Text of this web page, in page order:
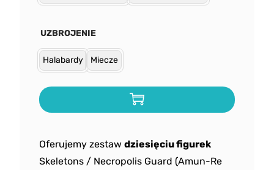
Oferujemy zestaw dziesięciu figurek
Skeletons / Necropolis Guard (Amun-Re
UZBROJENIE
Halabardy Miecze